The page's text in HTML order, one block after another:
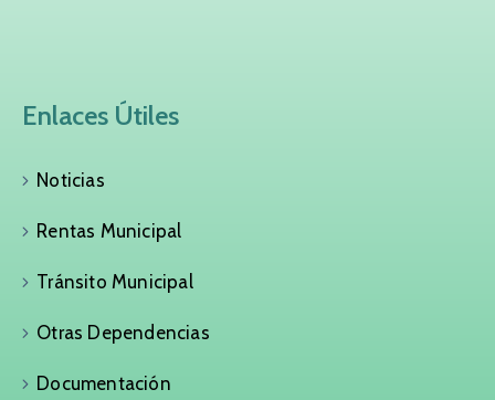
Enlaces Útiles
Noticias
Rentas Municipal
Tránsito Municipal
Otras Dependencias
Documentación